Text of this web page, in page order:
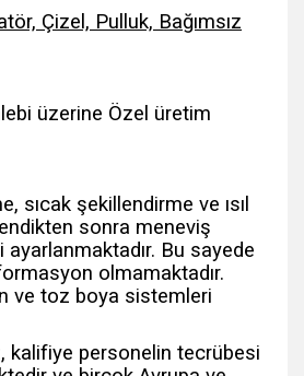
Çizel, Pulluk, Bağımsız
üzerine Özel üretim
sıcak şekillendirme ve ısıl
sonra meneviş
ayarlanmaktadır. Bu sayede
olmamaktadır.
ve toz boya sistemleri
kalifiye personelin tecrübesi